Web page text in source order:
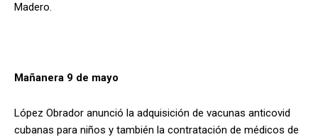
Madero.
Mañanera 9 de mayo
López Obrador anunció la adquisición de vacunas anticovid
cubanas para niños y también la contratación de médicos de